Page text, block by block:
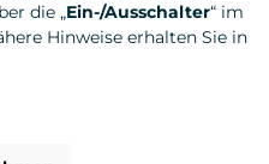
Börlind
€*
die „Ein-/Ausschalter“ im
Hinweise erhalten Sie in